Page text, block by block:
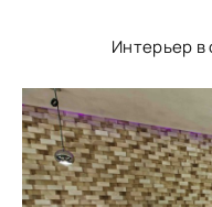
Интерьер в